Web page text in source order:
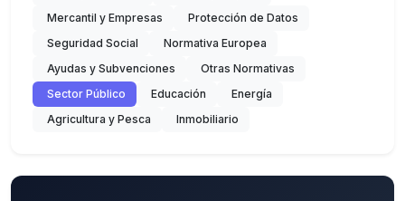
Mercantil y Empresas
Protección de Datos
Seguridad Social
Normativa Europea
Ayudas y Subvenciones
Otras Normativas
Sector Público
Educación
Energía
Agricultura y Pesca
Inmobiliario